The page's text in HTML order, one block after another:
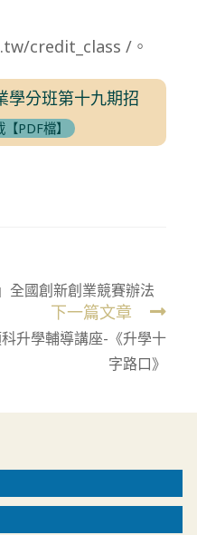
credit_class /。
學分班第十九期招
【PDF檔】
全國創新創業競賽辦法
下一篇文章
升學輔導講座-《升學十
字路口》